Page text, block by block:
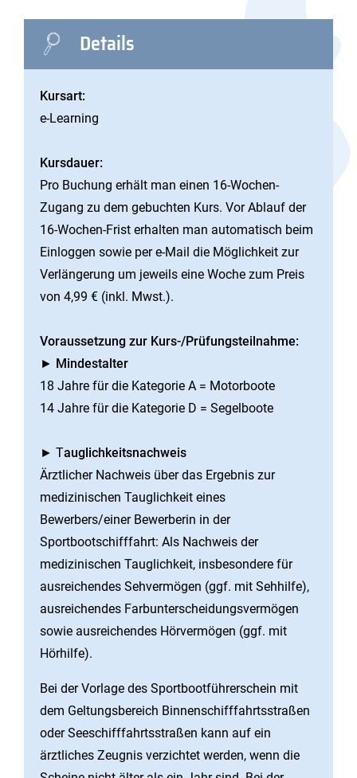
Details
Kursart:
e-Learning
Kursdauer:
Pro Buchung erhält man einen 16-Wochen-
Zugang zu dem gebuchten Kurs. Vor Ablauf der
16-Wochen-Frist erhalten man automatisch beim
Einloggen sowie per e-Mail die Möglichkeit zur
Verlängerung um jeweils eine Woche zum Preis
von 4,99 € (inkl. Mwst.).
Voraussetzung zur Kurs-/Prüfungsteilnahme:
► Mindestalter
18 Jahre für die Kategorie A = Motorboote
14 Jahre für die Kategorie D = Segelboote
► Tauglichkeitsnachweis
Ärztlicher Nachweis über das Ergebnis zur
medizinischen Tauglichkeit eines
Bewerbers/einer Bewerberin in der
Sportbootschifffahrt: Als Nachweis der
medizinischen Tauglichkeit, insbesondere für
ausreichendes Sehvermögen (ggf. mit Sehhilfe),
ausreichendes Farbunterscheidungsvermögen
sowie ausreichendes Hörvermögen (ggf. mit
Hörhilfe).
Bei der Vorlage des Sportbootführerschein mit
dem Geltungsbereich Binnenschifffahrtsstraßen
oder Seeschifffahrtsstraßen kann auf ein
ärztliches Zeugnis verzichtet werden, wenn die